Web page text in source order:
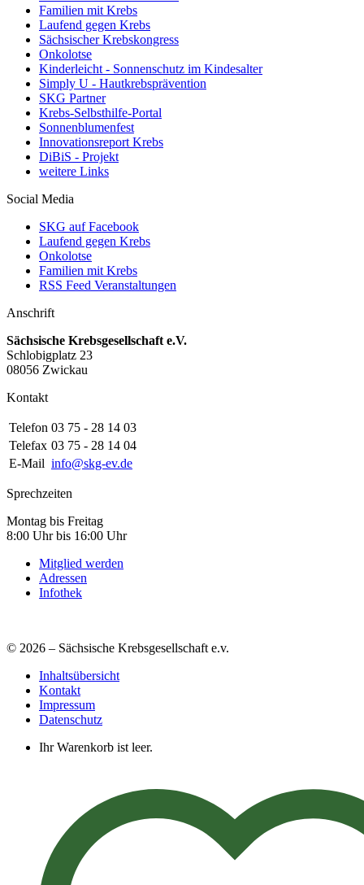
Familien mit Krebs
Laufend gegen Krebs
Sächsischer Krebskongress
Onkolotse
Kinderleicht - Sonnenschutz im Kindesalter
Simply U - Hautkrebsprävention
SKG Partner
Krebs-Selbsthilfe-Portal
Sonnenblumenfest
Innovationsreport Krebs
DiBiS - Projekt
weitere Links
Social Media
SKG auf Facebook
Laufend gegen Krebs
Onkolotse
Familien mit Krebs
RSS Feed Veranstaltungen
Anschrift
Sächsische Krebsgesellschaft e.V.
Schlobigplatz 23
08056 Zwickau
Kontakt
Telefon 03 75 - 28 14 03
Telefax 03 75 - 28 14 04
E-Mail info@skg-ev.de
Sprechzeiten
Montag bis Freitag
8:00 Uhr bis 16:00 Uhr
Mitglied werden
Adressen
Infothek
© 2026 – Sächsische Krebsgesellschaft e.v.
Inhaltsübersicht
Kontakt
Impressum
Datenschutz
Ihr Warenkorb ist leer.